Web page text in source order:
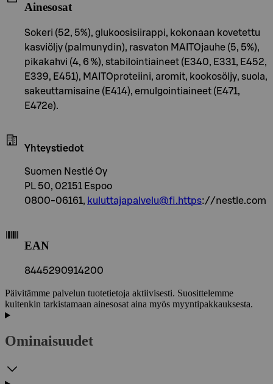
Ainesosat
Sokeri (52, 5%), glukoosisiirappi, kokonaan kovetettu
kasviöljy (palmunydin), rasvaton MAITOjauhe (5, 5%),
pikakahvi (4, 6 %), stabilointiaineet (E340, E331, E452,
E339, E451), MAITOproteiini, aromit, kookosöljy, suola,
sakeuttamisaine (E414), emulgointiaineet (E471,
E472e).
Yhteystiedot
Suomen Nestlé Oy
PL 50, 02151 Espoo
0800-06161, kuluttajapalvelu@fi.https://nestle.com
EAN
8445290914200
Päivitämme palvelun tuotetietoja aktiivisesti. Suosittelemme
kuitenkin tarkistamaan ainesosat aina myös myyntipakkauksesta.
Ominaisuudet